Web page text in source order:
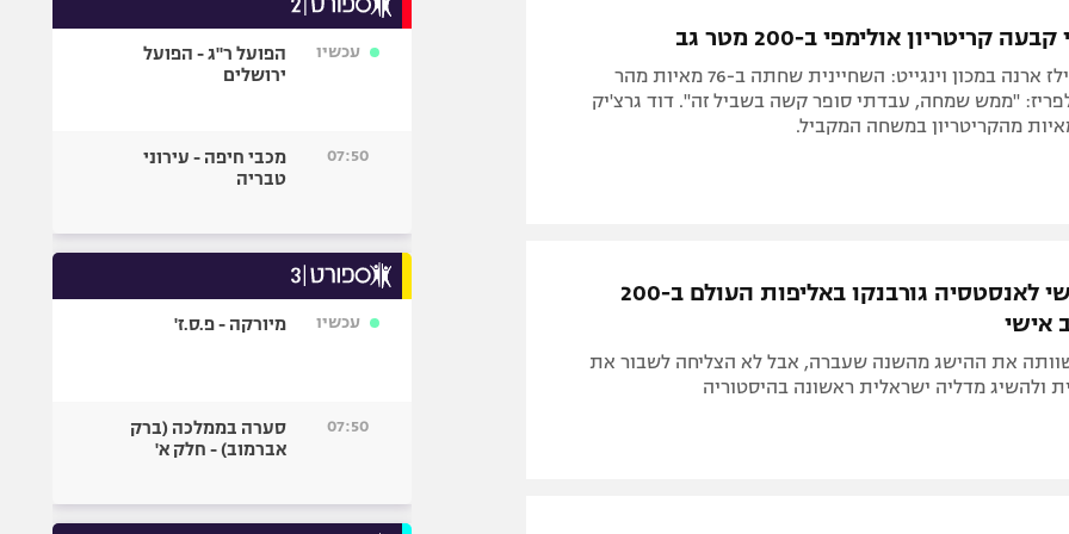
באר שבע
ליגות נוספות
ספורט מוטורי
בייסבול MLB
גיימינג E-Sports
קריטריון אולימפי ב-200 מטר גב
תחרות הטריילז ארנה במכון וינגייט: השחיינית שחתה ב-76 מאיות מהר
לפריז: "ממש שמחה, עבדתי סופר קשה בשביל זה". דוד גרצ'יק
מקום חמישי לאנסטסיה גורבנקו באליפות העולם ב-200
אישי
את ההישג מהשנה שעברה, אבל לא הצליחה לשבור את
ולהשיג מדליה ישראלית ראשונה בהיסטוריה
עכשיו
הפועל ר"ג - הפועל
ירושלים
07:50
מכבי חיפה - עירוני
טבריה
עכשיו מיורקה - פ.ס.ז'
07:50
סערה בממלכה (ברק
אברמוב) - חלק א'